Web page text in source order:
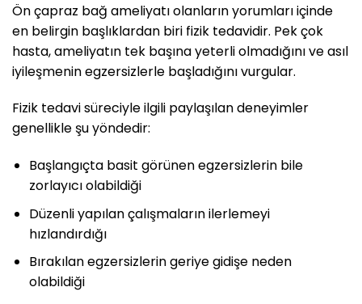
Ön çapraz bağ ameliyatı olanların yorumları içinde
en belirgin başlıklardan biri fizik tedavidir. Pek çok
hasta, ameliyatın tek başına yeterli olmadığını ve asıl
iyileşmenin egzersizlerle başladığını vurgular.
Fizik tedavi süreciyle ilgili paylaşılan deneyimler
genellikle şu yöndedir:
Başlangıçta basit görünen egzersizlerin bile
zorlayıcı olabildiği
Düzenli yapılan çalışmaların ilerlemeyi
hızlandırdığı
Bırakılan egzersizlerin geriye gidişe neden
olabildiği